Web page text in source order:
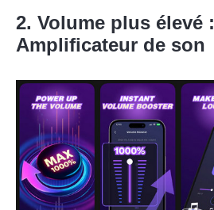
2. Volume plus élevé :
Amplificateur de son